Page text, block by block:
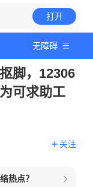
打开
无障碍
脚，12306
可求助工
关注
热点？